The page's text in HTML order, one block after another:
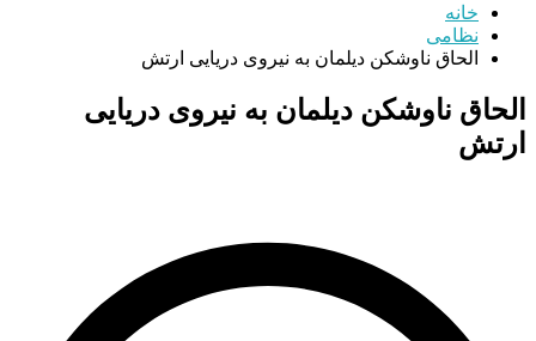
خانه
نظامی
الحاق ناوشکن دیلمان به نیروی دریایی ارتش
الحاق ناوشکن دیلمان به نیروی دریایی
ارتش